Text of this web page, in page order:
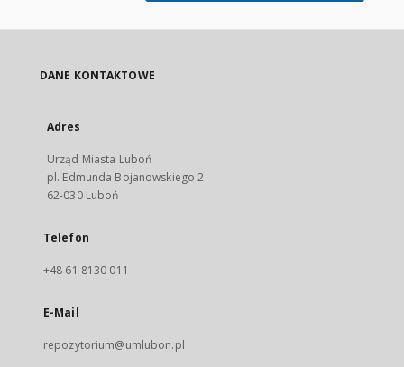
DANE KONTAKTOWE
Adres
Urząd Miasta Luboń
pl. Edmunda Bojanowskiego 2
62-030 Luboń
Telefon
+48 61 8130 011
E-Mail
repozytorium@umlubon.pl